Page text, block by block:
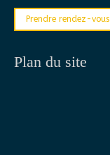
Prendre rendez-vous
Plan du site